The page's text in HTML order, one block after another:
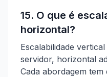
15. O que é
horizontal?
Escalabilidade
servidor, horizontal
Cada abordagem